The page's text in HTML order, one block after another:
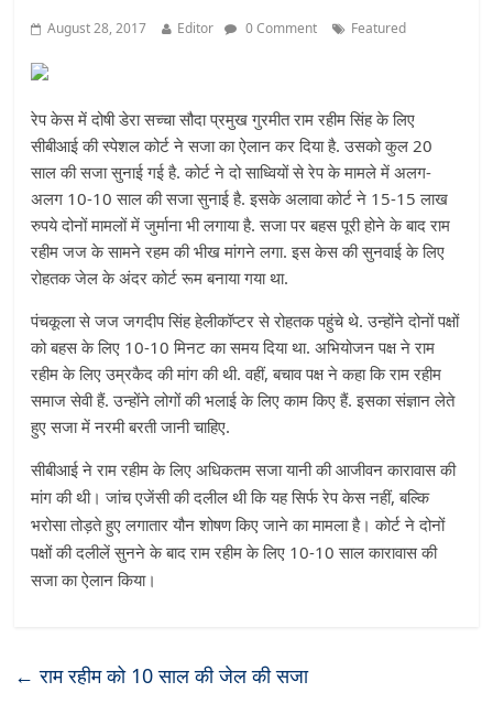
August 28, 2017 Editor 0 Comment Featured
रेप केस में दोषी डेरा सच्चा सौदा प्रमुख गुरमीत राम रहीम सिंह के लिए
सीबीआई की स्पेशल कोर्ट ने सजा का ऐलान कर दिया है. उसको कुल 20
साल की सजा सुनाई गई है. कोर्ट ने दो साध्वियों से रेप के मामले में अलग-
अलग 10-10 साल की सजा सुनाई है. इसके अलावा कोर्ट ने 15-15 लाख
रुपये दोनों मामलों में जुर्माना भी लगाया है. सजा पर बहस पूरी होने के बाद राम
रहीम जज के सामने रहम की भीख मांगने लगा. इस केस की सुनवाई के लिए
रोहतक जेल के अंदर कोर्ट रूम बनाया गया था.
पंचकूला से जज जगदीप सिंह हेलीकॉप्टर से रोहतक पहुंचे थे. उन्होंने दोनों पक्षों
को बहस के लिए 10-10 मिनट का समय दिया था. अभियोजन पक्ष ने राम
रहीम के लिए उम्रकैद की मांग की थी. वहीं, बचाव पक्ष ने कहा कि राम रहीम
समाज सेवी हैं. उन्होंने लोगों की भलाई के लिए काम किए हैं. इसका संज्ञान लेते
हुए सजा में नरमी बरती जानी चाहिए.
सीबीआई ने राम रहीम के लिए अधिकतम सजा यानी की आजीवन कारावास की
मांग की थी। जांच एजेंसी की दलील थी कि यह सिर्फ रेप केस नहीं,बल्कि
भरोसा तोड़ते हुए लगातार यौन शोषण किए जाने का मामला है। कोर्ट ने दोनों
पक्षों की दलीलें सुनने के बाद राम रहीम के लिए 10-10साल कारावास की
सजा का ऐलान किया।
← राम रहीम को 10 साल की जेल की सजा